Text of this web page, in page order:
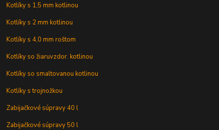
Kotlíky s 1,5 mm kotlinou
Kotlíky s 2 mm kotlinou
Kotlíky s 4,0 mm roštom
Kotlíky so žiaruvzdor. kotlinou
Kotlíky so smaltovanou kotlinou
Kotlíky s trojnožkou
Zabijačkové súpravy 40 l
Zabijačkové súpravy 50 l